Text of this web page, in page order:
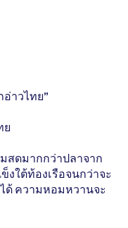
าวไทย”
ย
สดมากกว่าปลาจาก
ใต้ท้องเรือจนกว่าจะ
ด้ ความหอมหวานจะ